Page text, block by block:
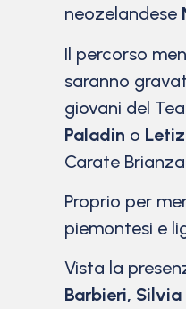
neozelandese
Il percorso
saranno
giovani del
Paladin o
Carate
Proprio per
piemontesi e
Vista la
Barbieri,